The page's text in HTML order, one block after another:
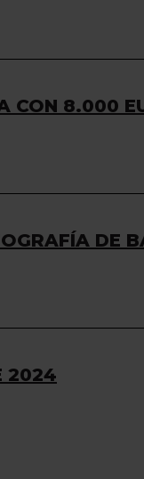
CON 8.000
DE
2024